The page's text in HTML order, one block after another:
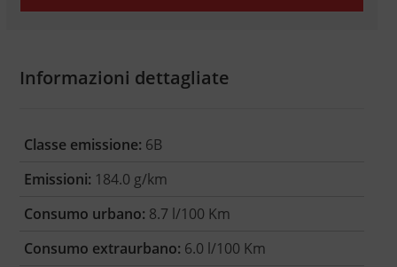
Informazioni dettagliate
Classe emissione: 6B
Emissioni: 184.0 g/km
Consumo urbano: 8.7 l/100 Km
Consumo extraurbano: 6.0 l/100 Km